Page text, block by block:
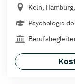
Köln,
Psychologie